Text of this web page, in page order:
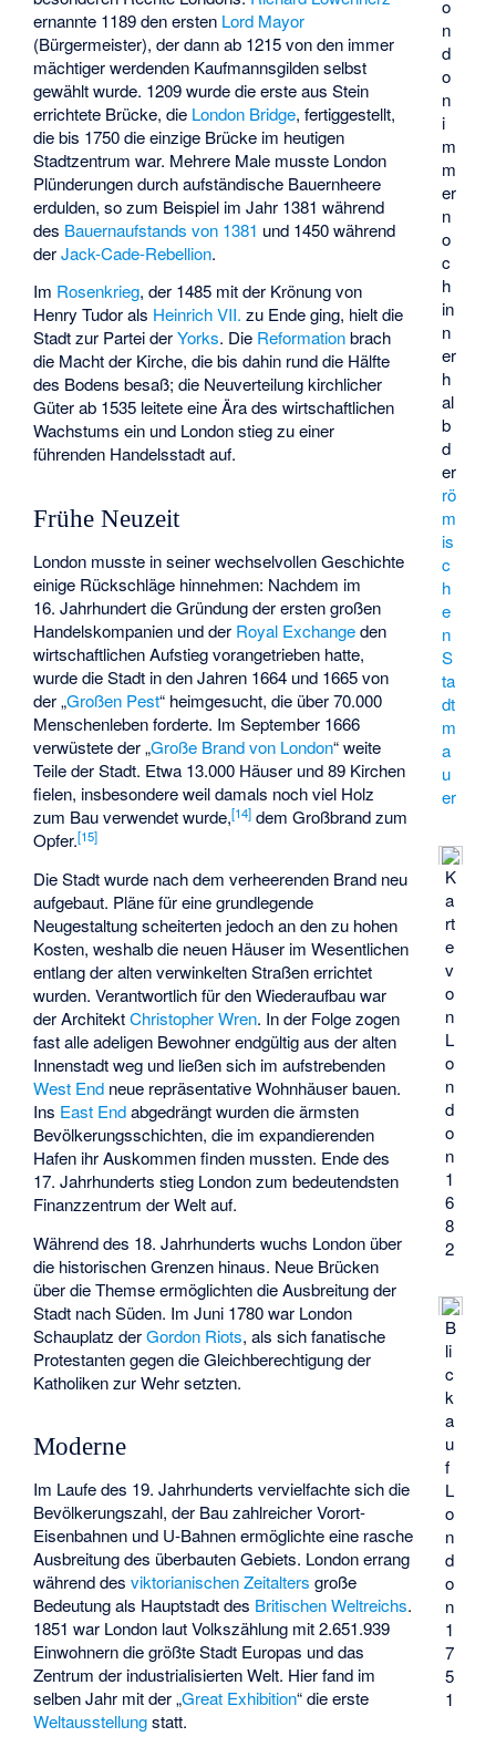
o
n
d
o
n
i
m
m
er
n
o
c
h
in
n
er
h
al
b
d
er
rö
m
is
c
h
e
n
S
ta
dt
m
a
u
er
ernannte 1189 den ersten Lord Mayor
(Bürgermeister), der dann ab 1215 von den immer
mächtiger werdenden Kaufmannsgilden selbst
gewählt wurde. 1209 wurde die erste aus Stein
errichtete Brücke, die London Bridge, fertiggestellt,
die bis 1750 die einzige Brücke im heutigen
Stadtzentrum war. Mehrere Male musste London
Plünderungen durch aufständische Bauernheere
erdulden, so zum Beispiel im Jahr 1381 während
des Bauernaufstands von 1381 und 1450 während
derJack-Cade-Rebellion.
Im Rosenkrieg, der 1485 mit der Krönung von
Henry Tudor als Heinrich VII. zu Ende ging, hielt die
Stadt zur Partei derYorks. Die Reformationbrach
die Macht der Kirche, die bis dahin rund die Hälfte
des Bodens besaß; die Neuverteilung kirchlicher
Güter ab 1535 leitete eine Ära des wirtschaftlichen
Wachstums ein und London stieg zu einer
führenden Handelsstadt auf.
Frühe Neuzeit
K
a
rt
e
v
o
n
L
o
n
d
o
n
1
6
8
2
B
li
c
k
a
u
f
L
o
n
d
o
n
1
7
5
1
London musste in seiner wechselvollen Geschichte
einige Rückschläge hinnehmen: Nachdem im
16. Jahrhundert die Gründung der ersten großen
Handelskompanien und der Royal Exchangeden
wirtschaftlichen Aufstieg vorangetrieben hatte,
wurde die Stadt in den Jahren 1664 und 1665 von
der „Großen Pest“ heimgesucht, die über 70.000
Menschenleben forderte. Im September 1666
verwüstete der „Große Brand von London“ weite
Teile der Stadt. Etwa 13.000 Häuser und 89 Kirchen
fielen, insbesondere weil damals noch viel Holz
zum Bau verwendet wurde,[14] dem Großbrand zum
Opfer.[15]
Die Stadt wurde nach dem verheerenden Brand neu
aufgebaut. Pläne für eine grundlegende
Neugestaltung scheiterten jedoch an den zu hohen
Kosten, weshalb die neuen Häuser im Wesentlichen
entlang der alten verwinkelten Straßen errichtet
wurden. Verantwortlich für den Wiederaufbau war
der ArchitektChristopher Wren. In der Folge zogen
fast alle adeligen Bewohner endgültig aus der alten
Innenstadt weg und ließen sich im aufstrebenden
West End neue repräsentative Wohnhäuser bauen.
Ins East Endabgedrängt wurden die ärmsten
Bevölkerungsschichten, die im expandierenden
Hafen ihr Auskommen finden mussten. Ende des
17. Jahrhunderts stieg London zum bedeutendsten
Finanzzentrum der Welt auf.
Während des 18. Jahrhunderts wuchs London über
die historischen Grenzen hinaus. Neue Brücken
über die Themse ermöglichten die Ausbreitung der
Stadt nach Süden. Im Juni 1780 war London
Schauplatz derGordon Riots, als sich fanatische
Protestanten gegen die Gleichberechtigung der
Katholiken zur Wehr setzten.
Moderne
Im Laufe des 19. Jahrhunderts vervielfachte sich die
Bevölkerungszahl, der Bau zahlreicher Vorort-
Eisenbahnen und U-Bahnen ermöglichte eine rasche
Ausbreitung des überbauten Gebiets. London errang
während desviktorianischen Zeitalters große
Bedeutung als Hauptstadt des Britischen Weltreichs.
1851 war London laut Volkszählung mit 2.651.939
Einwohnern die größte Stadt Europas und das
Zentrum der industrialisierten Welt. Hier fand im
selben Jahr mit der „Great Exhibition“ die erste
Weltausstellungstatt.